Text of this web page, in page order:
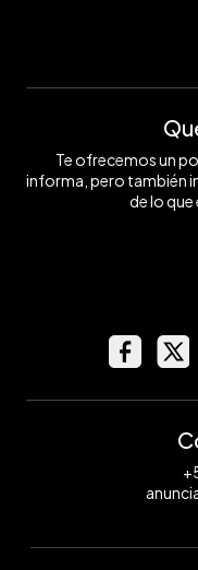
Te ofrecemos un
informa, pero también
de lo que